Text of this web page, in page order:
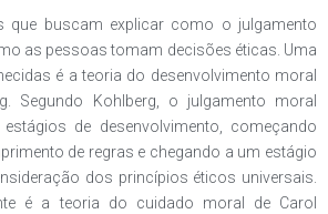
que buscam explicar como o julgamento
as pessoas tomam decisões éticas. Uma
é a teoria do desenvolvimento moral
Segundo Kohlberg, o julgamento moral
de desenvolvimento, começando
de regras e chegando a um estágio
dos princípios éticos universais.
é a teoria do cuidado moral de Carol